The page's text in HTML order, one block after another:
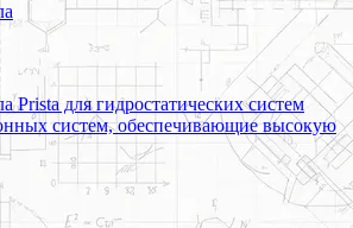
Prista для гидростатических систем
систем, обеспечивающие высокую